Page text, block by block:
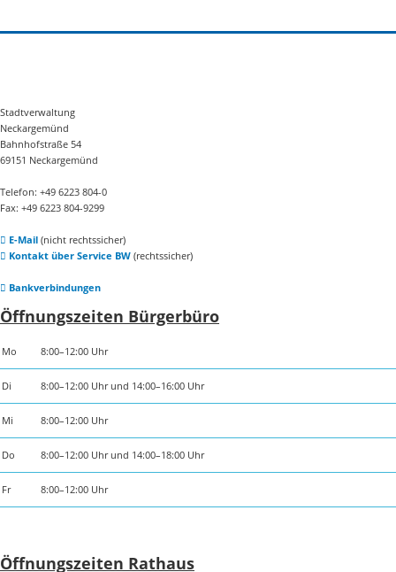
Stadtverwaltung
Neckargemünd
Bahnhofstraße 54
69151 Neckargemünd
Telefon: +49 6223 804-0
Fax: +49 6223 804-9299
E-Mail(nicht rechtssicher)
Kontakt über Service BW(rechtssicher)
Bankverbindungen
Öffnungszeiten Bürgerbüro
Mo 8:00–12:00 Uhr
Di 8:00–12:00 Uhr und 14:00–16:00 Uhr
Mi 8:00–12:00 Uhr
Do 8:00–12:00 Uhr und 14:00–18:00 Uhr
Fr 8:00–12:00 Uhr
Öffnungszeiten Rathaus